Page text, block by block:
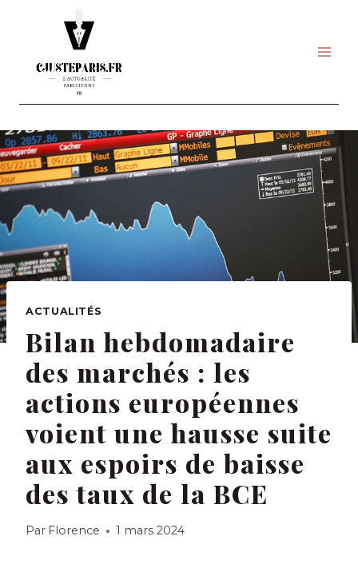
ACTUALITÉS
Bilan hebdomadaire
des marchés : les
actions européennes
voient une hausse suite
aux espoirs de baisse
des taux de la BCE
Par Florence 1 mars 2024